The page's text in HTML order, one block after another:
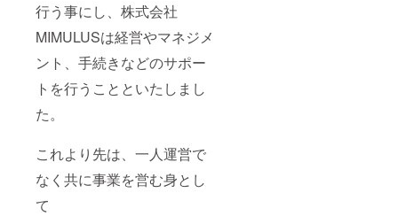
行う事にし、株式会社
MIMULUSは経営やマネジメ
ント、手続きなどのサポー
トを行うことといたしまし
た。
これより先は、一人運営で
なく共に事業を営む身とし
て